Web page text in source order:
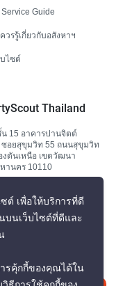
Guide
รรู้เกี่ยวกับอสังหาฯ
ไซต์
Thailand
น 15 อาคารปานจิตต์
ซอยสุขุมวิท 55 ถนนสุขุมวิท
งตันเหนือ เขตวัฒนา
านคร 10110
ต์ เพื่อให้บริการที่ดี
บนเว็บไซต์ที่ดีและ
รคุ้กกี้ของคุณได้ใน